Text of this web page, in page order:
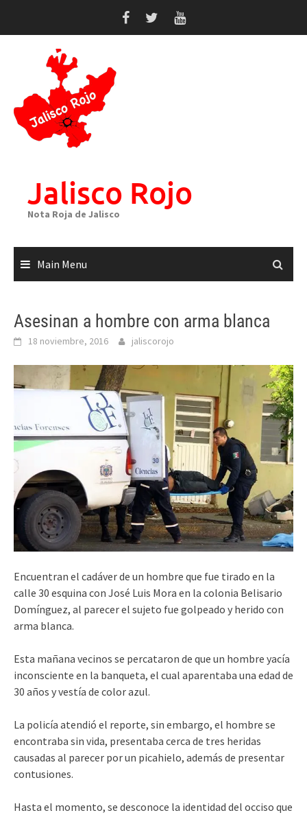
Jalisco Rojo
Nota Roja de Jalisco
Main Menu
Asesinan a hombre con arma blanca
18 noviembre, 2016 jaliscorojo
Encuentran el cadáver de un hombre que fue tirado en la
calle 30 esquina con José Luis Mora en la colonia Belisario
Domínguez, al parecer el sujeto fue golpeado y herido con
arma blanca.
Esta mañana vecinos se percataron de que un hombre yacía
inconsciente en la banqueta, el cual aparentaba una edad de
30 años y vestía de color azul.
La policía atendió el reporte, sin embargo, el hombre se
encontraba sin vida, presentaba cerca de tres heridas
causadas al parecer por un picahielo, además de presentar
contusiones.
Hasta el momento, se desconoce la identidad del occiso que